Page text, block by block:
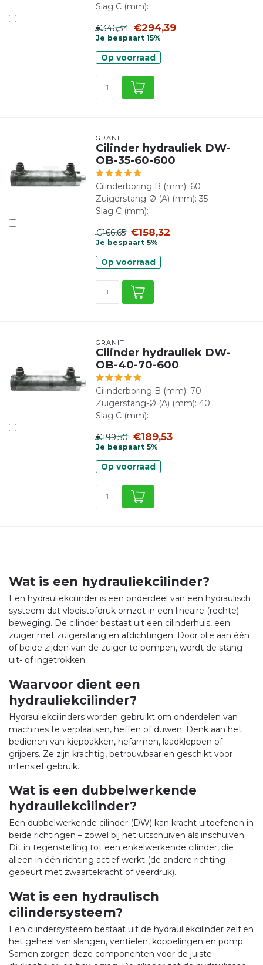
Slag C (mm):
€346,34 €294,39
Je bespaart 15%
Op voorraad
GRANIT
Cilinder hydrauliek DW-
OB-35-60-600
Cilinderboring B (mm): 60
Zuigerstang-Ø (A) (mm): 35
Slag C (mm):
€166,65 €158,32
Je bespaart 5%
Op voorraad
GRANIT
Cilinder hydrauliek DW-
OB-40-70-600
Cilinderboring B (mm): 70
Zuigerstang-Ø (A) (mm): 40
Slag C (mm):
€199,50 €189,53
Je bespaart 5%
Op voorraad
Wat is een hydrauliekcilinder?
Een hydrauliekcilinder is een onderdeel van een hydraulisch
systeem dat vloeistofdruk omzet in een lineaire (rechte)
beweging. De cilinder bestaat uit een cilinderhuis, een
zuiger met zuigerstang en afdichtingen. Door olie aan één
of beide zijden van de zuiger te pompen, wordt de stang
uit- of ingetrokken.
Waarvoor dient een
hydrauliekcilinder?
Hydrauliekcilinders worden gebruikt om onderdelen van
machines te verplaatsen, heffen of duwen. Denk aan het
bedienen van kiepbakken, hefarmen, laadkleppen of
grijpers. Ze zijn krachtig, betrouwbaar en geschikt voor
intensief gebruik.
Wat is een dubbelwerkende
hydrauliekcilinder?
Een dubbelwerkende cilinder (DW) kan kracht uitoefenen in
beide richtingen – zowel bij het uitschuiven als inschuiven.
Dit in tegenstelling tot een enkelwerkende cilinder, die
alleen in één richting actief werkt (de andere richting
gebeurt met zwaartekracht of veerdruk).
Wat is een hydraulisch
cilindersysteem?
Een cilindersysteem bestaat uit de hydrauliekcilinder zelf en
het geheel van slangen, ventielen, koppelingen en pomp.
Samen zorgen deze componenten voor de juiste